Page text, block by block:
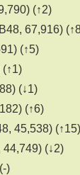
(↑2)
67,916)
(↑5)
(↑1)
(↓1)
(↑6)
45,538) (↑15)
(↓2)
)